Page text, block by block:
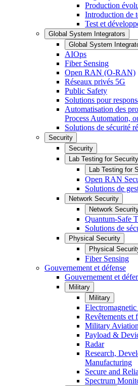
Production
Introduction de
Test et
Global System Integrators
Global System
AIOps
Fiber Sensing
Open RAN (O-RAN)
Réseaux privés 5G
Public Safety
Solutions pour
Automatisation des
Process Automation,
Solutions de sécurité
Security
Security
Lab Testing for Security
Lab Testing for
Open RAN
Solutions de
Network Security
Network
Quantum-Safe
Solutions de
Physical Security
Physical
Fiber Sensing
Gouvernement et défense
Gouvernement et
Military
Military
Revêtements et
Military
Payload &
Radar
Research,
Manufacturing
Secure and
Spectrum